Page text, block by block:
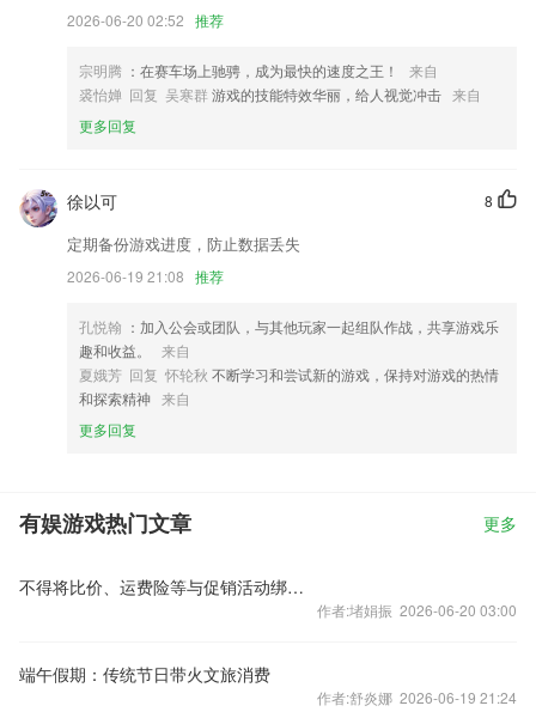
2026-06-20 02:52 推荐
宗明腾 ：在赛车场上驰骋，成为最快的速度之王！
来自
裘怡婵 回复 吴寒群游戏的技能特效华丽，给人视觉冲击 来自
更多回复
8
徐以可
定期备份游戏进度，防止数据丢失
2026-06-19 21:08 推荐
孔悦翰 ：加入公会或团队，与其他玩家一起组队作战，共享游戏乐
趣和收益。
来自
夏娥芳 回复 怀轮秋 不断学习和尝试新的游戏，保持对游戏的热情
和探索精神 来自
更多回复
有娱游戏热门文章 更多
不得将比价、运费险等与促销活动绑定 市场监管总局发布“618”合规提示
作者:堵娟振 2026-06-20 03:00
端午假期：传统节日带火文旅消费
作者:舒炎娜 2026-06-19 21:24